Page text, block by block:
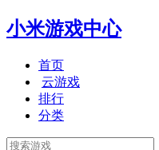
小米游戏中心
首页
云游戏
排行
分类